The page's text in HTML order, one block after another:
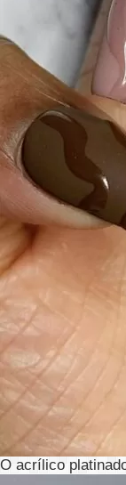
O acrílico